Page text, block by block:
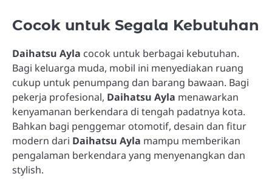
Cocok untuk Segala Kebutuhan
Daihatsu Ayla cocok untuk berbagai kebutuhan.
Bagi keluarga muda, mobil ini menyediakan ruang
cukup untuk penumpang dan barang bawaan. Bagi
pekerja profesional, Daihatsu Ayla menawarkan
kenyamanan berkendara di tengah padatnya kota.
Bahkan bagi penggemar otomotif, desain dan fitur
modern dari Daihatsu Ayla mampu memberikan
pengalaman berkendara yang menyenangkan dan
stylish.